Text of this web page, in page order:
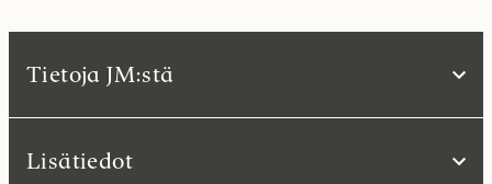
Tietoja JM:stä
Lisätiedot